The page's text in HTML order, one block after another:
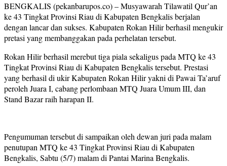
BENGKALIS (pekanbarupos.co) – Musyawarah Tilawatil Qur’an
ke 43 Tingkat Provinsi Riau di Kabupaten Bengkalis berjalan
dengan lancar dan sukses. Kabupaten Rokan Hilir berhasil mengukir
pretasi yang membanggakan pada perhelatan tersebut.
Rokan Hilir berhasil merebut tiga piala sekaligus pada MTQ ke 43
Tingkat Provinsi Riau di Kabupaten Bengkalis tersebut. Prestasi
yang berhasil di ukir Kabupaten Rokan Hilir yakni di Pawai Ta’aruf
peroleh Juara I, cabang perlombaan MTQ Juara Umum III, dan
Stand Bazar raih harapan II.
Pengumuman tersebut di sampaikan oleh dewan juri pada malam
penutupan MTQ ke 43 Tingkat Provinsi Riau di Kabupaten
Bengkalis, Sabtu (5/7) malam di Pantai Marina Bengkalis.